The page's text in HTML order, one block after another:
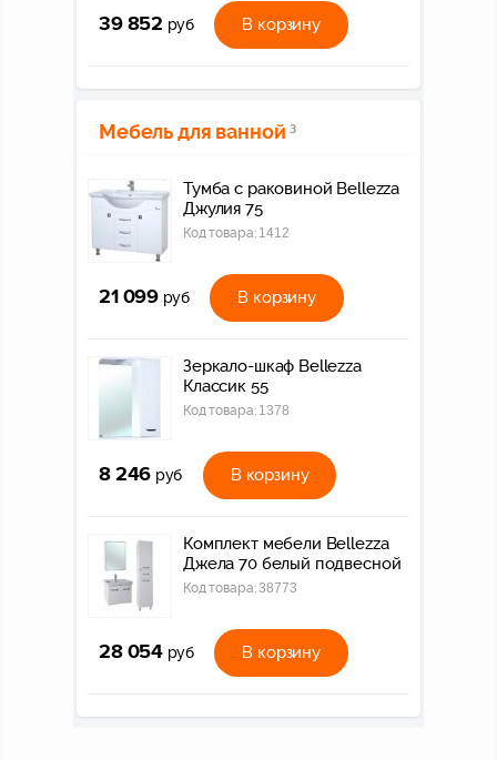
39 852 руб В корзину
Мебель для ванной 3
Тумба с раковиной Bellezza
Джулия 75
Код товара: 1412
21 099 руб В корзину
Зеркало-шкаф Bellezza
Классик 55
Код товара: 1378
8 246 руб В корзину
Комплект мебели Bellezza
Джела 70 белый подвесной
Код товара:38773
28 054 руб В корзину